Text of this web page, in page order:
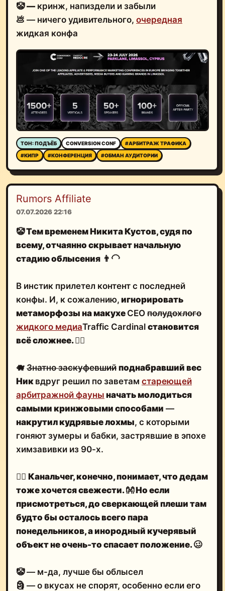
🤡— кринж, напиздели и забыли
💩 — ничего удивительного, очередная
жидкая конфа
ТОН: ПОДЪЁБ CONVERSION CONF
#АРБИТРАЖ ТРАФИКА
#КИПР
#КОНФЕРЕНЦИЯ #ОБМАН АУДИТОРИИ
Rumors Affiliate
07.07.2026 22:16
🤡Тем временемНикита Кустов, судя по
всему, отчаянно скрывает начальную
стадию облысения 👨‍🦲
В инстик прилетел контент с последней
конфы. И, к сожалению, игнорировать
метаморфозы на макухе CEO полудохлого
жидкого медиаTraffic Cardinal становится
всё сложнее.🤦‍♂️
🐗 Знатно заскуфевший поднабравший вес
Ник вдруг решил по заветам стареющей
арбитражной фауны начать молодиться
самыми кринжовыми способами —
накрутил кудрявые лохмы, с которыми
гоняют зумеры и бабки, застрявшие в эпохе
химзавивки из 90-х.
🤷‍♂️ Канальчег, конечно, понимает, что дедам
тоже хочется свежести.👐Но если
присмотреться,до сверкающей плеши там
будто бы осталось всего пара
понедельников, а инородный кучерявый
объектне очень-то спасает положение.🥴
🤡 — м-да, лучше бы облысел
🗿 — о вкусах не спорят, особенно если его